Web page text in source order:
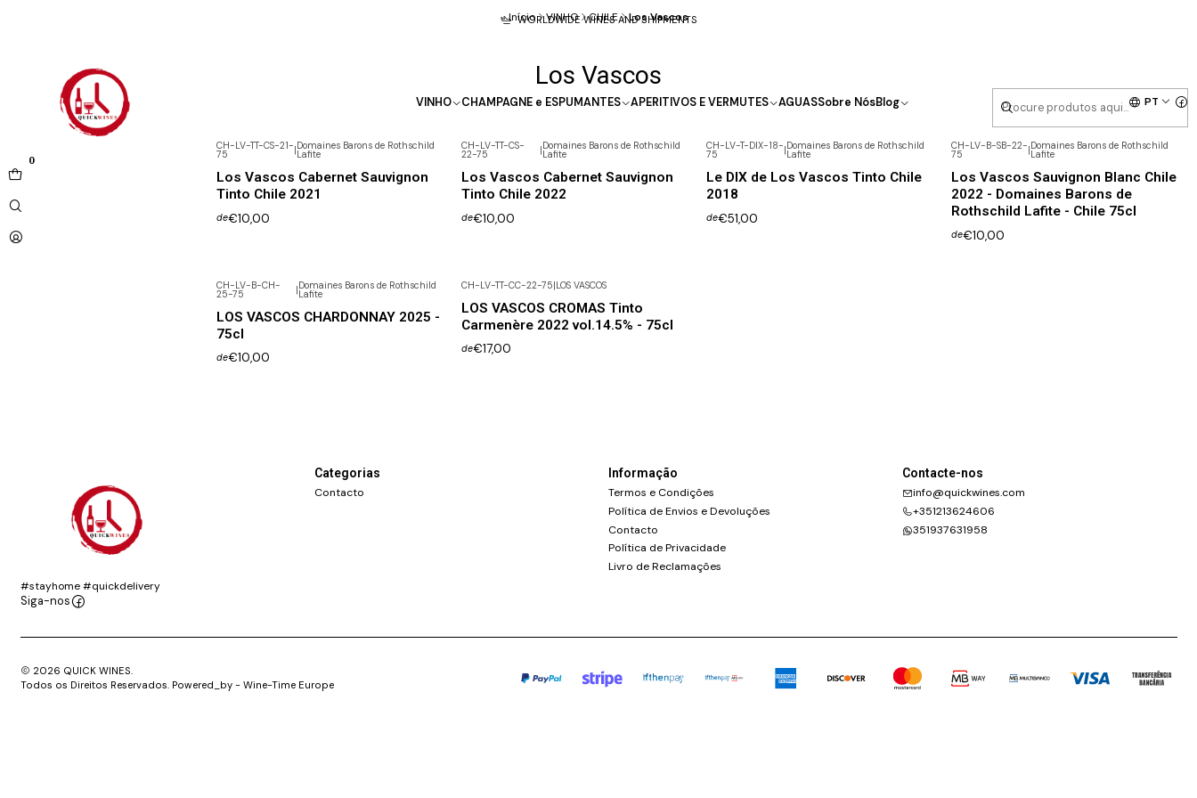
VINHO CHAMPAGNE e ESPUMANTES APERITIVOS E VERMUTES AGUASSobre NósBlog PT
0
WORLDWIDE WINES AND SHIPMENTS
Início VINHO CHILE Los Vascos
Los Vascos
CH-LV-TT-CS-21-
75
Domaines Barons de Rothschild
Lafite
Los Vascos Cabernet Sauvignon
Tinto Chile 2021
de€10,00
CH-LV-TT-CS-
22-75
Domaines Barons de Rothschild
Lafite
Los Vascos Cabernet Sauvignon
Tinto Chile 2022
de€10,00
CH-LV-T-DIX-18-
75
Domaines Barons de Rothschild
Lafite
Le DIX de Los Vascos Tinto Chile
2018
de€51,00
CH-LV-B-SB-22-
75
Domaines Barons de Rothschild
Lafite
Los Vascos Sauvignon Blanc Chile
2022 - Domaines Barons de
Rothschild Lafite - Chile 75cl
de€10,00
CH-LV-B-CH-
25-75 |Domaines Barons de Rothschild
Lafite
LOS VASCOS CHARDONNAY 2025 -
75cl
de€10,00
CH-LV-TT-CC-22-75|LOS VASCOS
LOS VASCOS CROMAS Tinto
Carmenère 2022 vol.14.5% - 75cl
de€17,00
#stayhome #quickdelivery
Siga-nos
Categorias
Contacto
Informação
Termos e Condições
Política de Envios e Devoluções
Contacto
Política de Privacidade
Livro de Reclamações
Contacte-nos
info@quickwines.com
+351213624606
351937631958
2026 QUICK WINES.
Todos os Direitos Reservados. Powered_by - Wine-Time Europe